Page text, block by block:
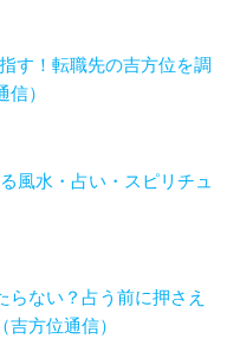
す！転職先の吉方位を調
）
風水・占い・スピリチュ
ない？占う前に押さえ
方位通信）